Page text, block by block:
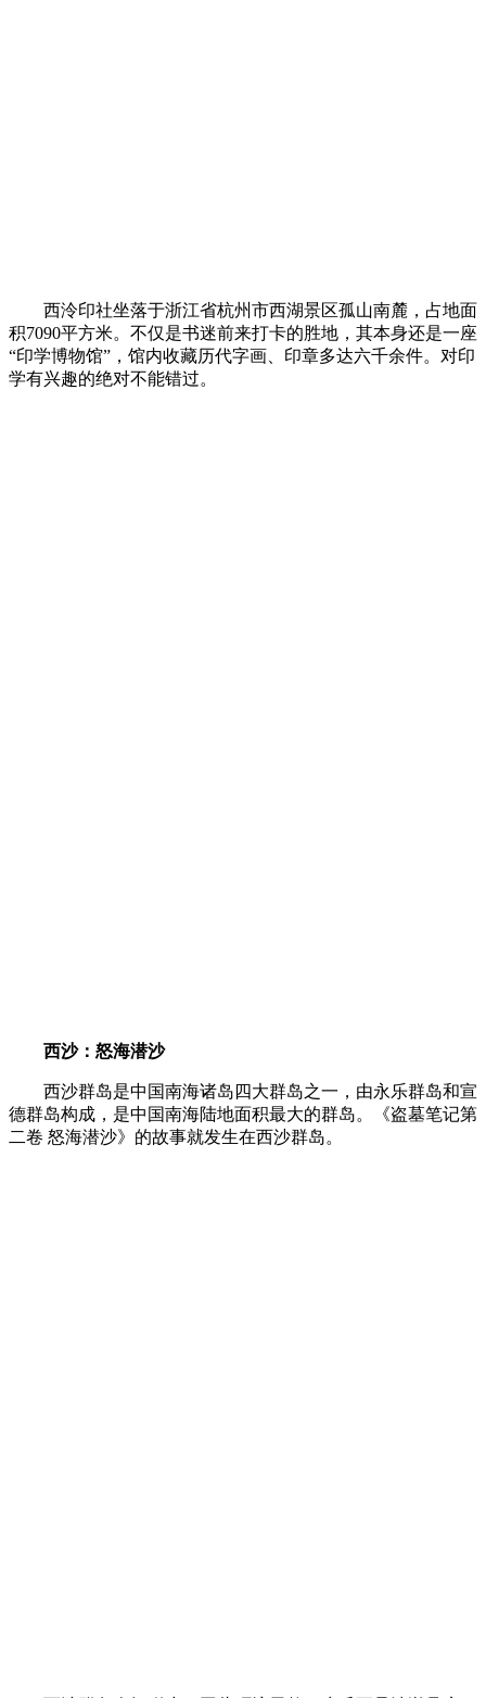
西泠印社坐落于浙江省杭州市西湖景区孤山南麓，占地面
积7090平方米。不仅是书迷前来打卡的胜地，其本身还是一座
“印学博物馆”，馆内收藏历代字画、印章多达六千余件。对印
学有兴趣的绝对不能错过。
西沙：怒海潜沙
西沙群岛是中国南海诸岛四大群岛之一，由永乐群岛和宣
德群岛构成，是中国南海陆地面积最大的群岛。《盗墓笔记第
二卷 怒海潜沙》的故事就发生在西沙群岛。